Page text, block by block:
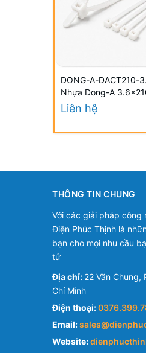
DONG-A-DACT210-
Nhựa Dong-A
Liên hệ
THÔNG TIN CHUNG
Với các giải pháp
Điện Phúc Thịnh là
bạn cho mọi nhu cầu
tử
Địa chỉ: 22 Văn Chung,
Chí Minh
Điện thoại:
Email:
Website: